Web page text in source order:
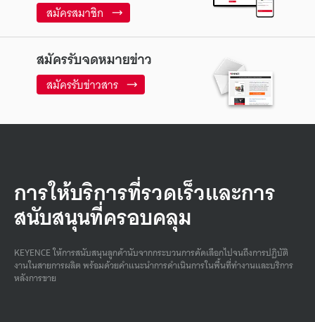
สมัครสมาชิก
สมัครรับจดหมายข่าว
สมัครรับข่าวสาร
การให้บริการที่รวดเร็วและการ
สนับสนุนที่ครอบคลุม
KEYENCE ให้การสนับสนุนลูกค้านับจากกระบวนการคัดเลือกไปจนถึงการปฏิบัติ
งานในสายการผลิต พร้อมด้วยคําแนะนําการดําเนินการในพื้นที่ทํางานและบริการ
หลังการขาย